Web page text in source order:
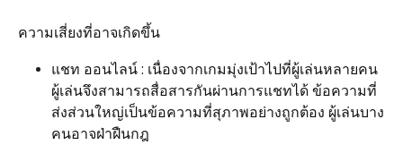
ความเสี่ยงที่อาจเกิดขึ้น
แชท ออนไลน์ : เนื่องจากเกมมุ่งเป้าไปที่ผู้เล่นหลายคน
ผู้เล่นจึงสามารถสื่อสารกันผ่านการแชทได้ ข้อความที่
ส่งส่วนใหญ่เป็นข้อความที่สุภาพอย่างถูกต้อง ผู้เล่นบาง
คนอาจฝ่าฝืนกฎ